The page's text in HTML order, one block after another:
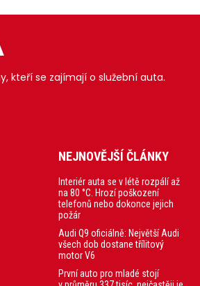
kteří se zajímají o služební auta.
NEJNOVĚJŠÍ ČLÁNKY
Interiér auta se v létě rozpálí až
na 80 °C. Hrozí poškození
telefonů nebo dokonce jejich
požár
Audi Q9 oficiálně: Největší Audi
všech dob dostane třílitový
motor V6
První auto pro mladé stojí